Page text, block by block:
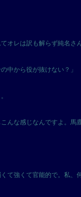
オレは訳も解らず純名さ
中から役が抜けない？」
んな感じなんですよ。馬
て強くて官能的で。私